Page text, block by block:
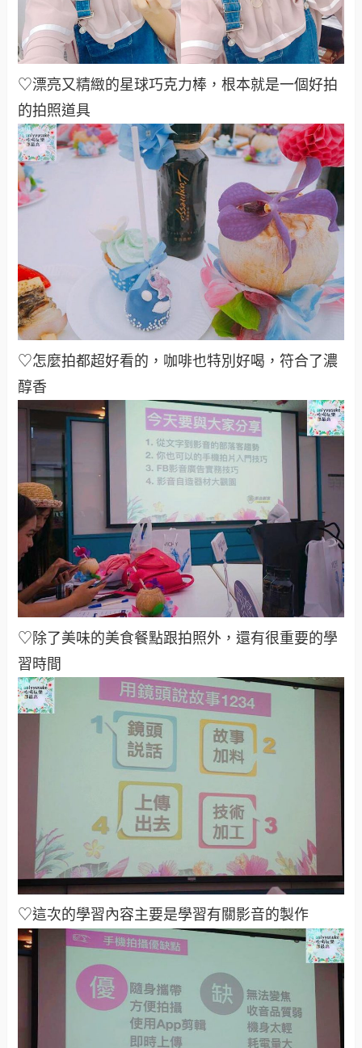
♡漂亮又精緻的星球巧克力棒，根本就是一個好拍
的拍照道具
♡怎麼拍都超好看的，咖啡也特別好喝，符合了濃
醇香
♡除了美味的美食餐點跟拍照外，還有很重要的學
習時間
♡這次的學習內容主要是學習有關影音的製作